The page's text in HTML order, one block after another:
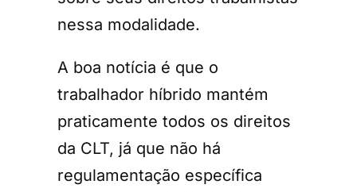
nessa modalidade.
A boa notícia é que o
trabalhador híbrido mantém
praticamente todos os direitos
da CLT, já que não há
regulamentação específica